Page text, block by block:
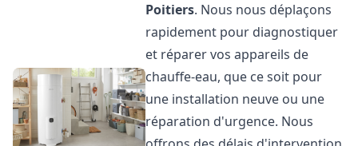
Poitiers. Nous nous déplaçons
rapidement pour diagnostiquer
et réparer vos appareils de
chauffe-eau, que ce soit pour
une installation neuve ou une
réparation d'urgence. Nous